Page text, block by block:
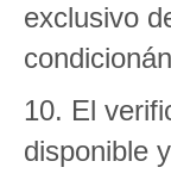
exclusivo
10. El
disponible